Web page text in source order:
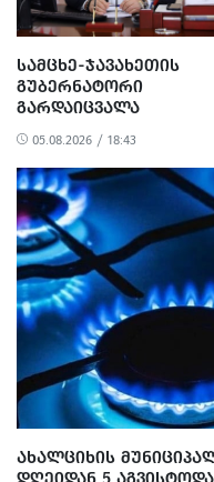
ᲡᲐᲛᲪᲮᲔ-ᲯᲐᲕᲐᲮᲔᲗᲘᲡ
ᲒᲣᲑᲔᲠᲜᲐᲢᲝᲠᲘ
ᲒᲐᲠᲓᲐᲘᲪᲕᲐᲚᲐ
05.08.2026 / 18:43
ᲐᲮᲐᲚᲪᲘᲮᲘᲡ